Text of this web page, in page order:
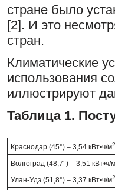
стране было
[2]. И это
стран.
Климатические
использования
иллюстрируют
Таблица 1.
Краснодар (45°) – 3,54 кВт•ч/м2
Волгоград (48,7°) – 3,51 кВт•ч/м
Улан-Удэ (51,8°) – 3,37 кВт•ч/м2